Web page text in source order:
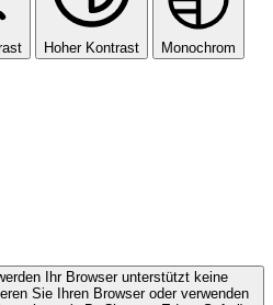
Hoher Kontrast Monochrom
Ihr Browser unterstützt keine
Sie Ihren Browser oder verwenden